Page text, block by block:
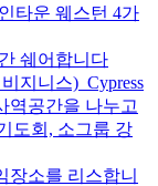
타운 웨스턴 4가
쉐어합니다
지니스)_Cypress
역공간을 나누고
도회, 소그룹 강
장소를 리스합니